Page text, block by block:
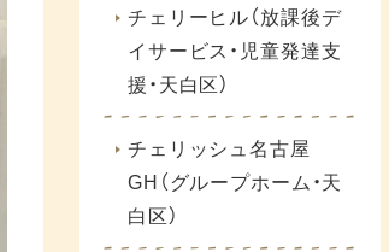
チェリーヒル（放課後デ
イサービス・児童発達支
援・天白区）
チェリッシュ名古屋
GH（グループホーム・天
白区）